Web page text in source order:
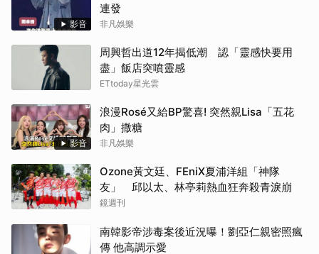
影音
連發
非凡娛樂
周興哲出道12年揭低潮 認「靈感快要用
盡」飯店突噴靈感
ETtoday星光雲
影音
浪漫Rosé又給BP驚喜! 突然親Lisa「五花
肉」撒糖
非凡娛樂
Ozone黃文廷、FEniX夏浦洋組「神隊
友」 邱以太、林亭莉熱血狂奔殺青淚崩
鏡週刊
南韓影帝涉毒案後近況曝！劉亞仁親密照瘋
傳 他高調示愛